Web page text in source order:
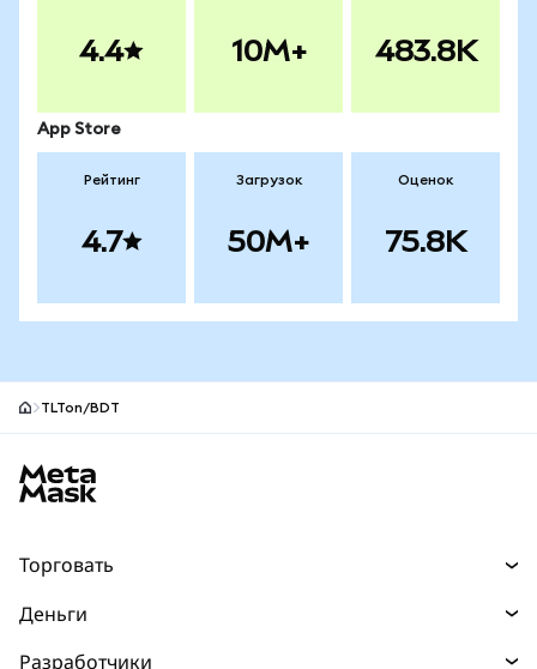
4.4 10M+ 483.8K
App Store
Рейтинг
4.7
Загрузок
50M+
Оценок
75.8K
TLTon/BDT
Торговать
Деньги
Разработчики